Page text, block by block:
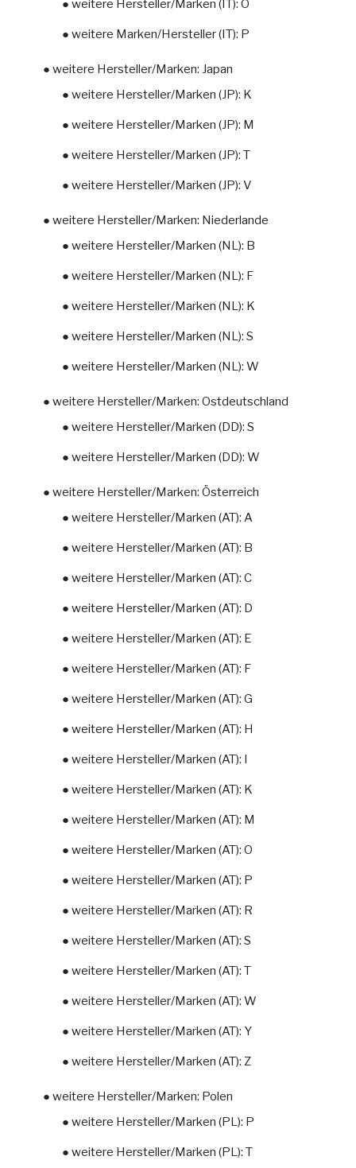
● weitere Hersteller/Marken (IT): O
● weitere Marken/Hersteller (IT): P
● weitere Hersteller/Marken: Japan
● weitere Hersteller/Marken (JP): K
● weitere Hersteller/Marken (JP): M
● weitere Hersteller/Marken (JP): T
● weitere Hersteller/Marken (JP): V
● weitere Hersteller/Marken: Niederlande
● weitere Hersteller/Marken (NL): B
● weitere Hersteller/Marken (NL): F
● weitere Hersteller/Marken (NL): K
● weitere Hersteller/Marken (NL): S
● weitere Hersteller/Marken (NL): W
● weitere Hersteller/Marken: Ostdeutschland
● weitere Hersteller/Marken (DD): S
● weitere Hersteller/Marken (DD): W
● weitere Hersteller/Marken: Österreich
● weitere Hersteller/Marken (AT): A
● weitere Hersteller/Marken (AT): B
● weitere Hersteller/Marken (AT): C
● weitere Hersteller/Marken (AT): D
● weitere Hersteller/Marken (AT): E
● weitere Hersteller/Marken (AT): F
● weitere Hersteller/Marken (AT): G
● weitere Hersteller/Marken (AT): H
● weitere Hersteller/Marken (AT): I
● weitere Hersteller/Marken (AT): K
● weitere Hersteller/Marken (AT): M
● weitere Hersteller/Marken (AT): O
● weitere Hersteller/Marken (AT): P
● weitere Hersteller/Marken (AT): R
● weitere Hersteller/Marken (AT): S
● weitere Hersteller/Marken (AT): T
● weitere Hersteller/Marken (AT): W
● weitere Hersteller/Marken (AT): Y
● weitere Hersteller/Marken (AT): Z
● weitere Hersteller/Marken: Polen
● weitere Hersteller/Marken (PL): P
● weitere Hersteller/Marken (PL): T